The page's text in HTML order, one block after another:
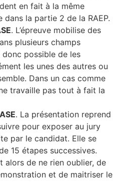
en fait à la même
dans la partie 2 de la RAEP.
. L’épreuve mobilise des
plusieurs champs
possible de les
les unes des autres ou
Dans un cas comme
travaille pas tout à fait la
. La présentation reprend
pour exposer au jury
par le candidat. Elle se
15 étapes successives.
alors de ne rien oublier, de
et de maitriser le